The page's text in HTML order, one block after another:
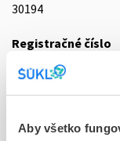
Aby všetko
30194
Registračné číslo
73/0765/11-S
Doplnok